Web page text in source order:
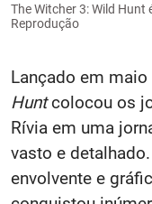
The Witcher 3: Wild Hunt
Reprodução
Lançado em maio
Huntcolocou os
Rívia em uma
vasto e
envolvente e